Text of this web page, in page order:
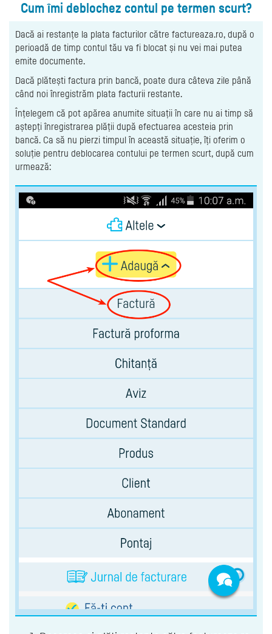
Cum îmi deblochez contul pe termen scurt?
Dacă ai restanțe la plata facturilor către factureaza.ro, după o
perioadă de timp contul tău va fi blocat și nu vei mai putea
emite documente.
Dacă plătești factura prin bancă, poate dura câteva zile până
când noi înregistrăm plata facturii restante.
Înțelegem că pot apărea anumite situații în care nu ai timp să
aștepți înregistrarea plății după efectuarea acesteia prin
bancă. Ca să nu pierzi timpul în această situație, îți oferim o
soluție pentru deblocarea contului pe termen scurt, după cum
urmează: